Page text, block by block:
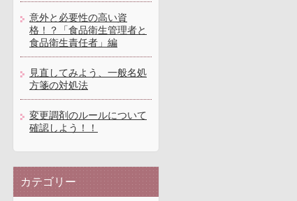
意外と必要性の高い資
格！？「食品衛生管理者と
食品衛生責任者」編
見直してみよう、一般名処
方箋の対処法
変更調剤のルールについて
確認しよう！！
カテゴリー